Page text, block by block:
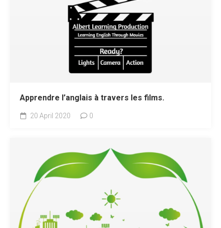
Apprendre l’anglais à travers les films.
20 April 2020 0